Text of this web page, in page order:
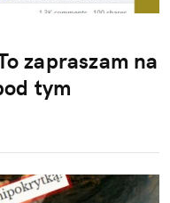
zapraszam na
tym